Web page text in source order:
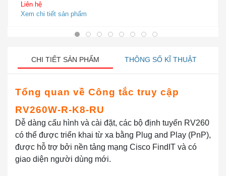
Liên hệ
Xem chi tiết sản phẩm
CHI TIẾT SẢN PHẨM THÔNG SỐ KĨ THUẬT
Tổng quan về Công tắc truy cập
RV260W-R-K8-RU
Dễ dàng cấu hình và cài đặt, các bộ định tuyến RV260
có thể được triển khai từ xa bằng Plug and Play (PnP),
được hỗ trợ bởi nền tảng mạng Cisco FindIT và có
giao diện người dùng mới.